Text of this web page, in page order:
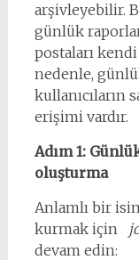
arşivleyebilir.
günlük
postaları
nedenle,
kullanıcıların
erişimi vardır.
Adım 1:
oluşturma
Anlamlı bir
kurmak için
devam edin: